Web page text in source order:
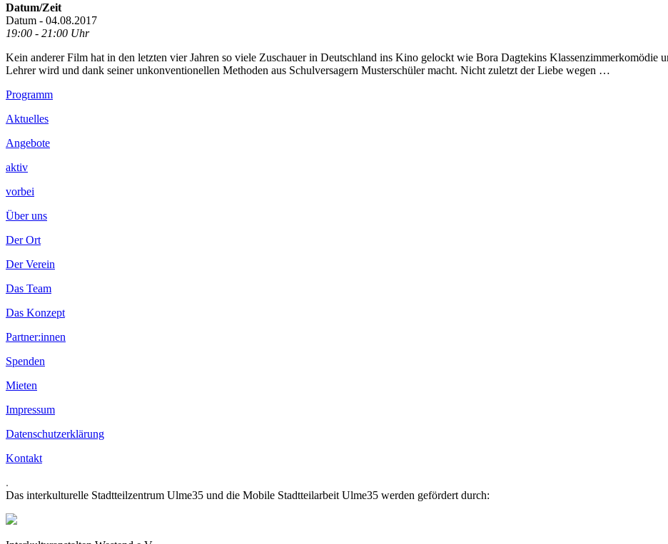
Datum/Zeit
Datum - 04.08.2017
19:00 - 21:00 Uhr
Kein anderer Film hat in den letzten vier Jahren so viele Zuschauer in Deutschland ins Kino gelockt wie Bora Dagtekins Klassenzimmerkomödie
Lehrer wird und dank seiner unkonventionellen Methoden aus Schulversagern Musterschüler macht. Nicht zuletzt der Liebe wegen …
Footer
Inhalt
Programm
Aktuelles
Angebote
aktiv
vorbei
Über uns
Der Ort
Der Verein
Das Team
Das Konzept
Partner:innen
Spenden
Mieten
Impressum
Datenschutzerklärung
Kontakt
.
Das interkulturelle Stadtteilzentrum Ulme35 und die Mobile Stadtteilarbeit Ulme35 werden gefördert durch: